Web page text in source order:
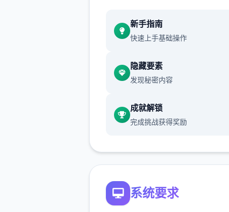
新手指南
快速上手基础操作
隐藏要素
发现秘密内容
成就解锁
完成挑战获得奖励
系统要求